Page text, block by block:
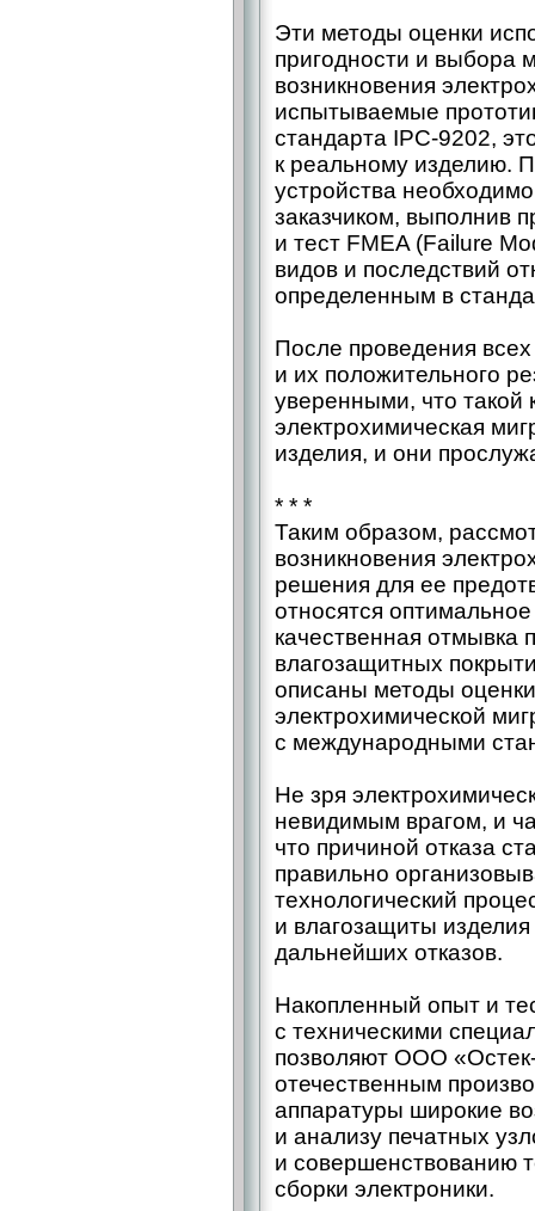
Эти методы оценки
пригодности и выбора
возникновения
испытываемые
стандарта IPC‑9202,
к реальному изделию.
устройства
заказчиком, выполнив
и тест FMEA (Failure
видов и последствий
определенным в
После проведения
и их положительного
уверенными, что такой
электрохимическая
изделия, и они
* * *
Таким образом,
возникновения
решения для ее
относятся
качественная отмывка
влагозащитных
описаны методы
электрохимической
с международными
Не зря
невидимым врагом, и
что причиной отказа
правильно
технологический
и влагозащиты
дальнейших отказов.
Накопленный опыт и
с техническими
позволяют ООО
отечественным
аппаратуры широкие
и анализу печатных
и совершенствованию
сборки электроники.